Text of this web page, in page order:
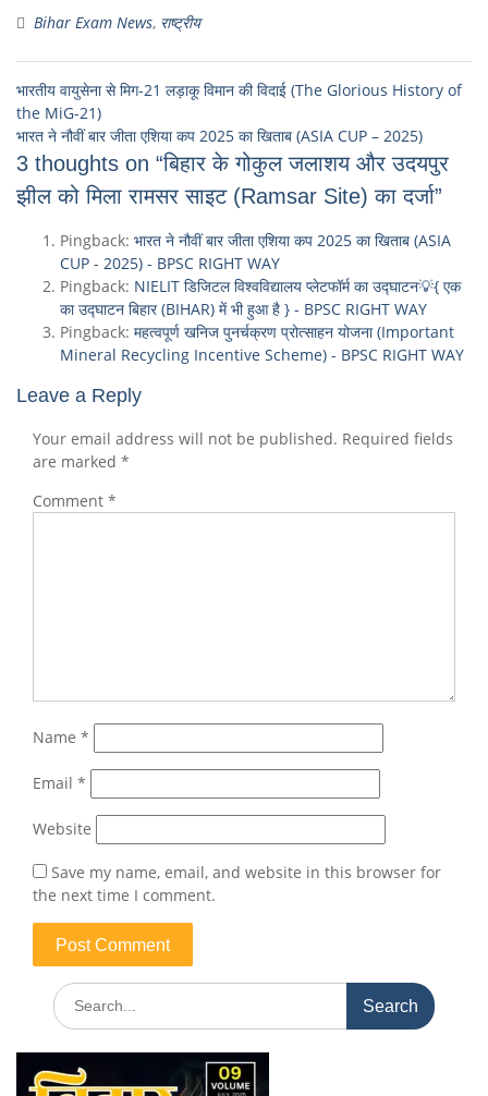
Bihar Exam News, राष्ट्रीय
भारतीय वायुसेना से मिग-21 लड़ाकू विमान की विदाई (The Glorious History of
the MiG-21)
भारत ने नौवीं बार जीता एशिया कप 2025 का खिताब (ASIA CUP – 2025)
3 thoughts on “बिहार के गोकुल जलाशय और उदयपुर
झील को मिला रामसर साइट (Ramsar Site) का दर्जा”
Pingback: भारत ने नौवीं बार जीता एशिया कप 2025 का खिताब (ASIA
CUP - 2025) - BPSC RIGHT WAY
Pingback: NIELIT डिजिटल विश्वविद्यालय प्लेटफॉर्म का उद्घाटन💡{ एक
का उद्घाटन बिहार (BIHAR) में भी हुआ है } - BPSC RIGHT WAY
Pingback: महत्वपूर्ण खनिज पुनर्चक्रण प्रोत्साहन योजना (Important
Mineral Recycling Incentive Scheme) - BPSC RIGHT WAY
Leave a Reply
Your email address will not be published. Required fields
are marked *
Comment *
Name *
Email *
Website
Save my name, email, and website in this browser for
the next time I comment.